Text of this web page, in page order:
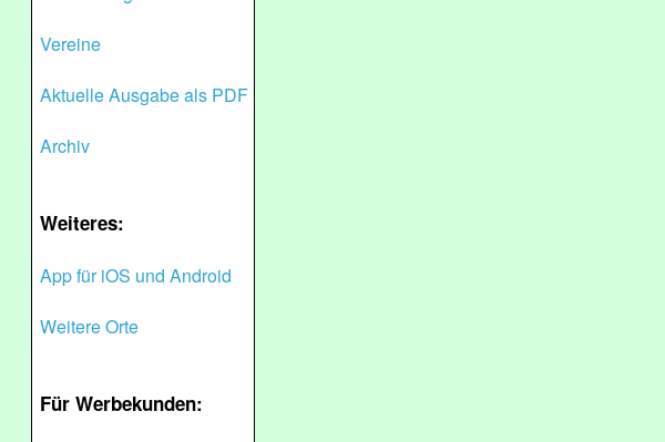
Vereine
Aktuelle Ausgabe als PDF
Archiv
Weiteres:
App für iOS und Android
Weitere Orte
Für Werbekunden: